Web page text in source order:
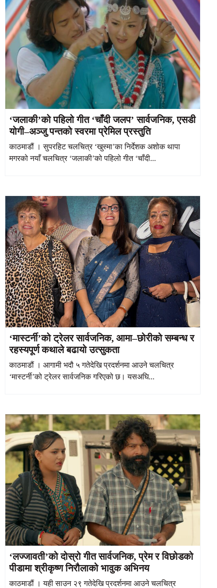
‘जलाकी’को पहिलो गीत ‘चाँदी जलप’ सार्वजनिक, एसडी
योगी–अञ्जु पन्तको स्वरमा प्रेमिल प्रस्तुति
काठमाडौं । सुपरहिट चलचित्र ‘खुस्मा’का निर्देशक अशोक थापा
मगरको नयाँ चलचित्र ‘जलाकी’को पहिलो गीत ‘चाँदी...
‘मास्टर्नी’को ट्रेलर सार्वजनिक, आमा–छोरीको सम्बन्ध र
रहस्यपूर्ण कथाले बढायो उत्सुकता
काठमाडौं । आगामी भदौ ५ गतेदेखि प्रदर्शनमा आउने चलचित्र
‘मास्टर्नी’को ट्रेलर सार्वजनिक गरिएको छ। यसअघि...
‘लज्जावती’को दोस्रो गीत सार्वजनिक, प्रेम र विछोडको
पीडामा श्रीकृष्ण निरौलाको भावुक अभिनय
काठमाडौं । यही साउन २९ गतेदेखि प्रदर्शनमा आउने चलचित्र